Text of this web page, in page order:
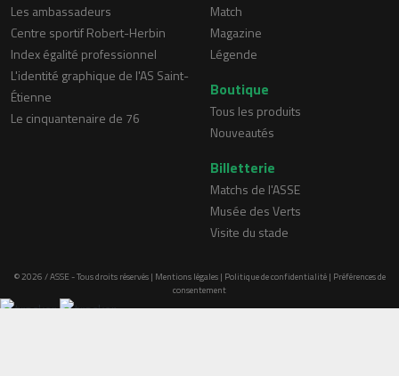
Les ambassadeurs
Centre sportif Robert-Herbin
Index égalité professionnel
L'identité graphique de l'AS Saint-
Étienne
Le cinquantenaire de 76
Match
Magazine
Légende
Boutique
Tous les produits
Nouveautés
Billetterie
Matchs de l'ASSE
Musée des Verts
Visite du stade
© 2026 / ASSE - Tous droits réservés | Mentions légales| Politique de confidentialité| Préférences de
consentement